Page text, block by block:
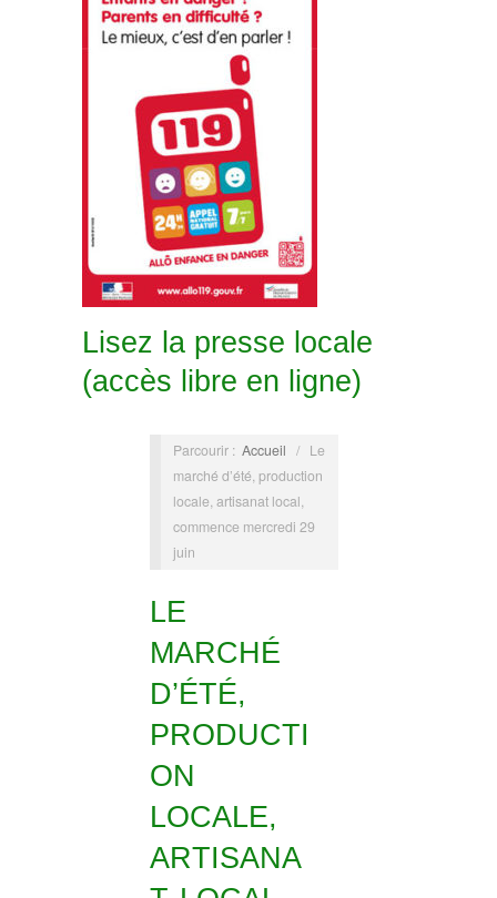
Lisez la presse locale
(accès libre en ligne)
Parcourir : Accueil / Le
marché d’été, production
locale, artisanat local,
commence mercredi 29
juin
LE
MARCHÉ
D’ÉTÉ,
PRODUCTI
ON
LOCALE,
ARTISANA